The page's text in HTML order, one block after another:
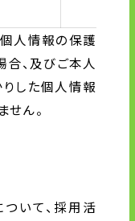
人情報の保護
、及びご本人
した個人情報
ん。
いて、採用活